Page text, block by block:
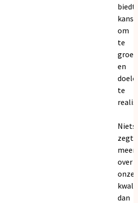
biedt
om
te
en
te
Niets
zegt
meer
over
onze
dan